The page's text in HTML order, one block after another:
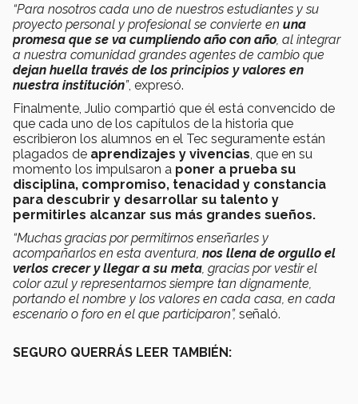
“Para nosotros cada uno de nuestros estudiantes y su
proyecto personal y profesional se convierte en una
promesa que se va cumpliendo año con año , al integrar
a nuestra comunidad grandes agentes de cambio que
dejan huella través de los principios y valores en
nuestra institución”, expresó.
Finalmente, Julio compartió que él está convencido de
que cada uno de los capítulos de la historia que
escribieron los alumnos en el Tec seguramente están
plagados de aprendizajes y vivencias , que en su
momento los impulsaron a poner a prueba su
disciplina, compromiso, tenacidad y constancia
para descubrir y desarrollar su talento y
permitirles alcanzar sus más grandes sueños.
“Muchas gracias por permitirnos enseñarles y
acompañarlos en esta aventura, nos llena de orgullo el
verlos crecer y llegar a su meta , gracias por vestir el
color azul y representarnos siempre tan dignamente,
portando el nombre y los valores en cada casa, en cada
escenario o foro en el que participaron”, señaló.
SEGURO QUERRÁS LEER TAMBIÉN: